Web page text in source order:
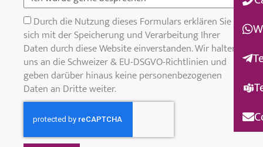
Durch die Nutzung dieses Formulars erklären Sie
sich mit der Speicherung und Verarbeitung Ihrer
Daten durch diese Website einverstanden. Wir halten
uns an die Schweizer & EU-DSGVO-Richtlinien und
geben darüber hinaus keine personenbezogenen
Daten an Dritte weiter.